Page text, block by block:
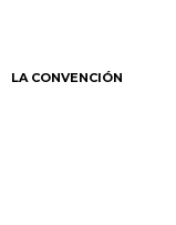
LA CONVENCIÓN